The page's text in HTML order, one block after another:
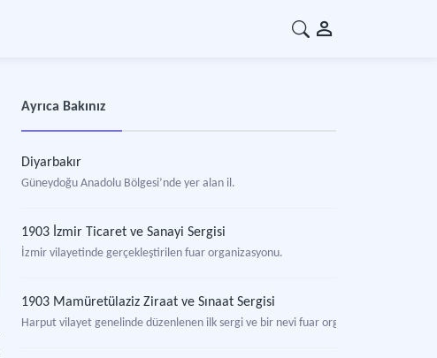
Ayrıca Bakınız
Diyarbakır
Güneydoğu Anadolu Bölgesi’nde yer alan il.
1903 İzmir Ticaret ve Sanayi Sergisi
İzmir vilayetinde gerçekleştirilen fuar organizasyonu.
1903 Mamüretülaziz Ziraat ve Sınaat Sergisi
Harput vilayet genelinde düzenlenen ilk sergi ve bir nevi fuar organizasyonu.